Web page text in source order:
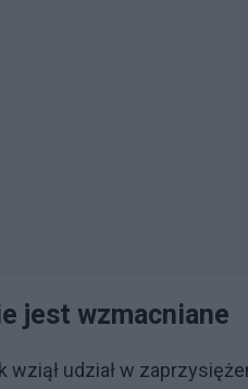
jest wzmacniane
wziął udział w